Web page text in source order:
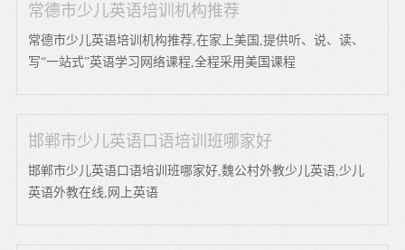
常德市少儿英语培训机构推荐
常德市少儿英语培训机构推荐,在家上美国,提供听、说、读、
写“一站式”英语学习网络课程,全程采用美国课程
邯郸市少儿英语口语培训班哪家好
邯郸市少儿英语口语培训班哪家好,魏公村外教少儿英语,少儿
英语外教在线,网上英语